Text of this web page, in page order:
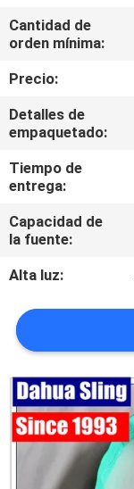
CONTROL
CALIDAD
ÉNTRENOS
EN
CONTACTO
CON
PIDA
UNA
CITA
MAPA
Cantidad de
orden mínima:
Precio:
Detalles de
empaquetado:
Tiempo de
entrega:
Capacidad de
la fuente:
Alta luz: